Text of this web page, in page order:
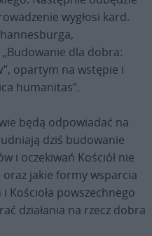
wygłosi kard.
dla dobra:
opartym na wstępie i
humanitas”.
będą odpowiadać na
dziś budowanie
i oczekiwań Kościół nie
oraz jakie formy wsparcia
Kościoła powszechnego
działania na rzecz dobra